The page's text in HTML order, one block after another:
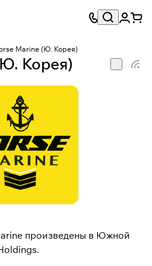
Marine (Ю. Корея)
Корея)
произведены в Южной